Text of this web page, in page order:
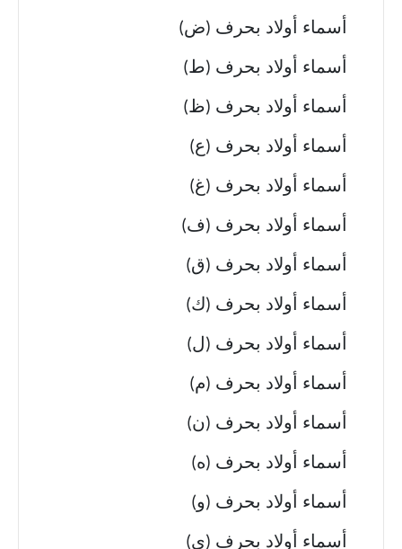
أسماء أولاد بحرف (ض)
أسماء أولاد بحرف (ط)
أسماء أولاد بحرف (ظ)
أسماء أولاد بحرف (ع)
أسماء أولاد بحرف (غ)
أسماء أولاد بحرف (ف)
أسماء أولاد بحرف (ق)
أسماء أولاد بحرف (ك)
أسماء أولاد بحرف (ل)
أسماء أولاد بحرف (م)
أسماء أولاد بحرف (ن)
أسماء أولاد بحرف (ه)
أسماء أولاد بحرف (و)
أسماء أولاد بحرف (ي)